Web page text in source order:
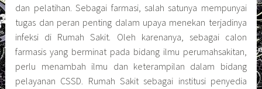
dan pelatihan. Sebagai farmasi, salah satunya mempunyai
tugas dan peran penting dalam upaya menekan terjadinya
infeksi di Rumah Sakit. Oleh karenanya, sebagai calon
farmasis yang berminat pada bidang ilmu perumahsakitan,
perlu menambah ilmu dan keterampilan dalam bidang
pelayanan CSSD. Rumah Sakit sebagai institusi penyedia